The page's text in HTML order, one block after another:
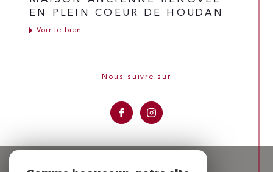
EN PLEIN COEUR DE HOUDAN
Voir le bien
Nous suivre sur